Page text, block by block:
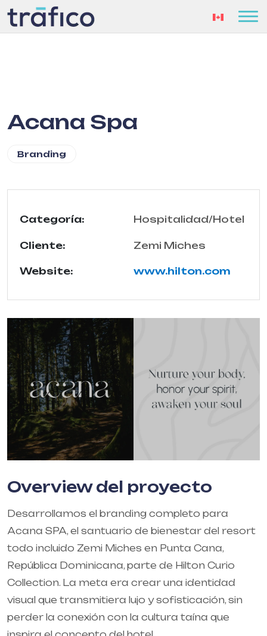
Acana Spa
Branding
Categoría: Hospitalidad/Hotel
Cliente: Zemi Miches
Website: www.hilton.com
Overview del proyecto
Desarrollamos el branding completo para
Acana SPA, el santuario de bienestar del resort
todo incluido Zemi Miches en Punta Cana,
República Dominicana, parte de Hilton Curio
Collection. La meta era crear una identidad
visual que transmitiera lujo y sofisticación, sin
perder la conexión con la cultura taína que